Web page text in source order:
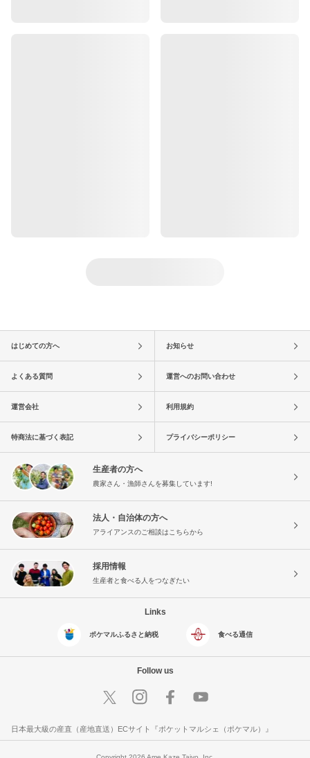
はじめての方へ お知らせ
よくある質問 運営へのお問い合わせ
運営会社 利用規約
特商法に基づく表記 プライバシーポリシー
生産者の方へ
農家さん・漁師さんを募集しています!
法人・自治体の方へ
アライアンスのご相談はこちらから
採用情報
生産者と食べる人をつなぎたい
Links
ポケマルふるさと納税 食べる通信
Follow us
日本最大級の産直（産地直送）ECサイト『ポケットマルシェ（ポケマル）』